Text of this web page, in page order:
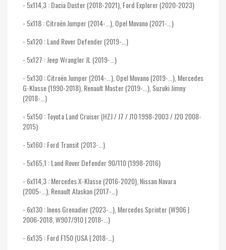
- 5x114,3 : Dacia Duster (2018-2021), Ford Explorer (2020-2023)
- 5x118 : Citroën Jumper (2014-...), Opel Movano (2021-...)
- 5x120 : Land Rover Defender (2019-...)
- 5x127 : Jeep Wrangler JL (2019-...)
- 5x130 : Citroën Jumper (2014-...), Opel Movano (2019-...), Mercedes
G-Klasse (1990-2018), Renault Master (2019-...), Suzuki Jimny
(2018-...)
- 5x150 : Toyota Land Cruiser (HZJ / J7 / J10 1998-2003 / J20 2008-
2015)
- 5x160 : Ford Transit (2013-...)
- 5x165,1 : Land Rover Defender 90/110 (1998-2016)
- 6x114,3 : Mercedes X-Klasse (2016-2020), Nissan Navara
(2005-...), Renault Alaskan (2017-…)
- 6x130 : Ineos Grenadier (2023-…), Mercedes Sprinter (W906 |
2006-2018, W907/910 | 2018-...)
- 6x135 : Ford F150 (USA | 2018-…)